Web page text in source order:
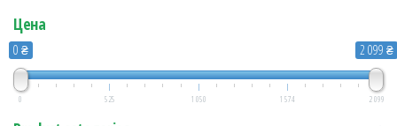
Цена
0 ₴ 2 099 ₴
0 525 1 050 1 574 2 099